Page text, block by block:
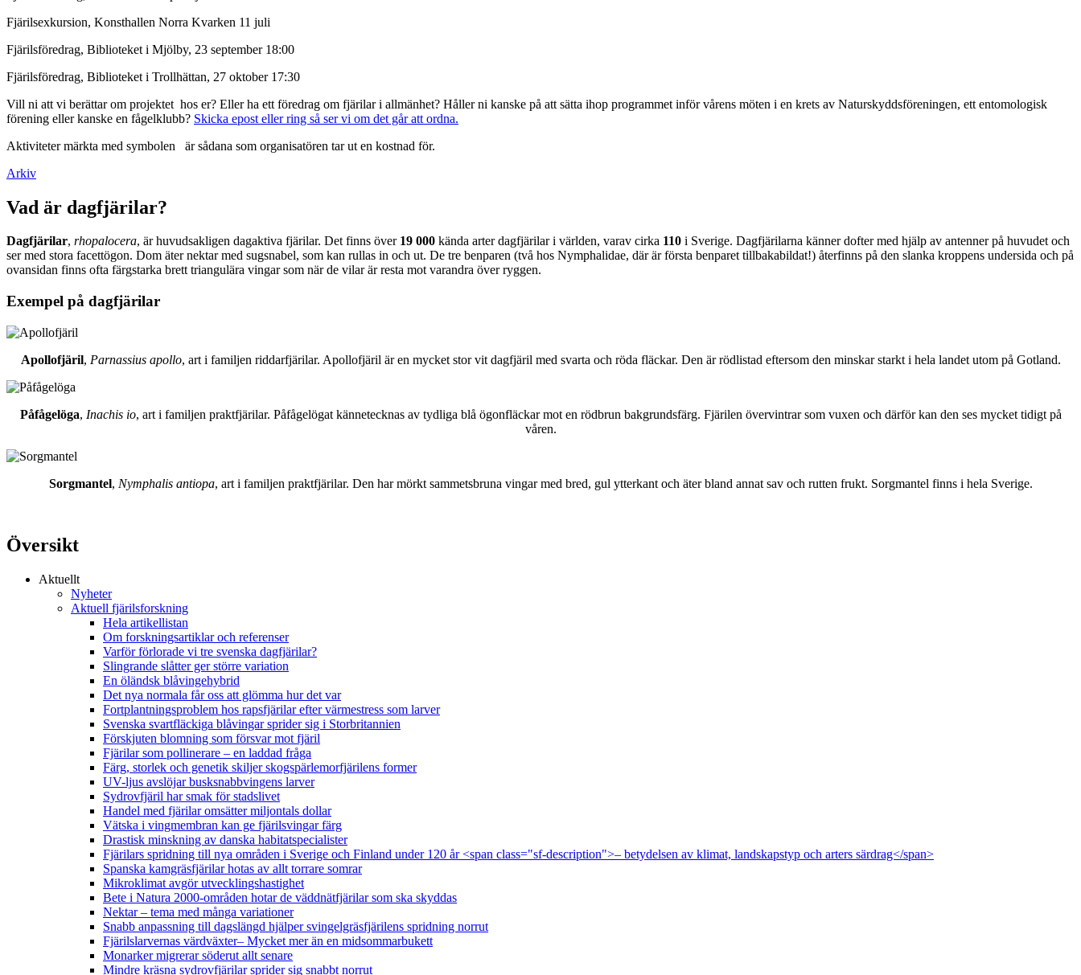
Fjärilsexkursion, Konsthallen Norra Kvarken 11 juli
Fjärilsföredrag, Biblioteket i Mjölby, 23 september 18:00
Fjärilsföredrag, Biblioteket i Trollhättan, 27 oktober 17:30
Vill ni att vi berättar om projektet hos er? Eller ha ett föredrag om fjärilar i allmänhet? Håller ni kanske på att sätta ihop programmet inför vårens möten i en krets av Naturskyddsföreningen, ett entomologisk
förening eller kanske en fågelklubb? Skicka epost eller ring så ser vi om det går att ordna.
Aktiviteter märkta med symbolen
är sådana som organisatören tar ut en kostnad för.
Arkiv
Vad är dagfjärilar?
Dagfjärilar, rhopalocera, är huvudsakligen dagaktiva fjärilar. Det finns över 19 000 kända arter dagfjärilar i världen, varav cirka 110 i Sverige. Dagfjärilarna känner dofter med hjälp av antenner på huvudet och
ser med stora facettögon. Dom äter nektar med sugsnabel, som kan rullas in och ut. De tre benparen (två hos Nymphalidae, där är första benparet tillbakabildat!) återfinns på den slanka kroppens undersida och på
ovansidan finns ofta färgstarka brett triangulära vingar som när de vilar är resta mot varandra över ryggen.
Exempel på dagfjärilar
Apollofjäril, Parnassius apollo, art i familjen riddarfjärilar. Apollofjäril är en mycket stor vit dagfjäril med svarta och röda fläckar. Den är rödlistad eftersom den minskar starkt i hela landet utom på Gotland.
Påfågelöga, Inachis io, art i familjen praktfjärilar. Påfågelögat kännetecknas av tydliga blå ögonfläckar mot en rödbrun bakgrundsfärg. Fjärilen övervintrar som vuxen och därför kan den ses mycket tidigt på
våren.
Sorgmantel, Nymphalis antiopa, art i familjen praktfjärilar. Den har mörkt sammetsbruna vingar med bred, gul ytterkant och äter bland annat sav och rutten frukt. Sorgmantel finns i hela Sverige.
Översikt
Aktuellt
Nyheter
Aktuell fjärilsforskning
Hela artikellistan
Om forskningsartiklar och referenser
Varför förlorade vi tre svenska dagfjärilar?
Slingrande slåtter ger större variation
En öländsk blåvingehybrid
Det nya normala får oss att glömma hur det var
Fortplantningsproblem hos rapsfjärilar efter värmestress som larver
Svenska svartfläckiga blåvingar sprider sig i Storbritannien
Förskjuten blomning som försvar mot fjäril
Fjärilar som pollinerare – en laddad fråga
Färg, storlek och genetik skiljer skogspärlemorfjärilens former
UV-ljus avslöjar busksnabbvingens larver
Sydrovfjäril har smak för stadslivet
Handel med fjärilar omsätter miljontals dollar
Vätska i vingmembran kan ge fjärilsvingar färg
Drastisk minskning av danska habitatspecialister
Fjärilars spridning till nya områden i Sverige och Finland under 120 år <span class="sf-description">– betydelsen av klimat, landskapstyp och arters särdrag</span>
Spanska kamgräsfjärilar hotas av allt torrare somrar
Mikroklimat avgör utvecklingshastighet
Bete i Natura 2000-områden hotar de väddnätfjärilar som ska skyddas
Nektar – tema med många variationer
Snabb anpassning till dagslängd hjälper svingelgräsfjärilens spridning norrut
Fjärilslarvernas värdväxter– Mycket mer än en midsommarbukett
Monarker migrerar söderut allt senare
Mindre kräsna sydrovfjärilar sprider sig snabbt norrut